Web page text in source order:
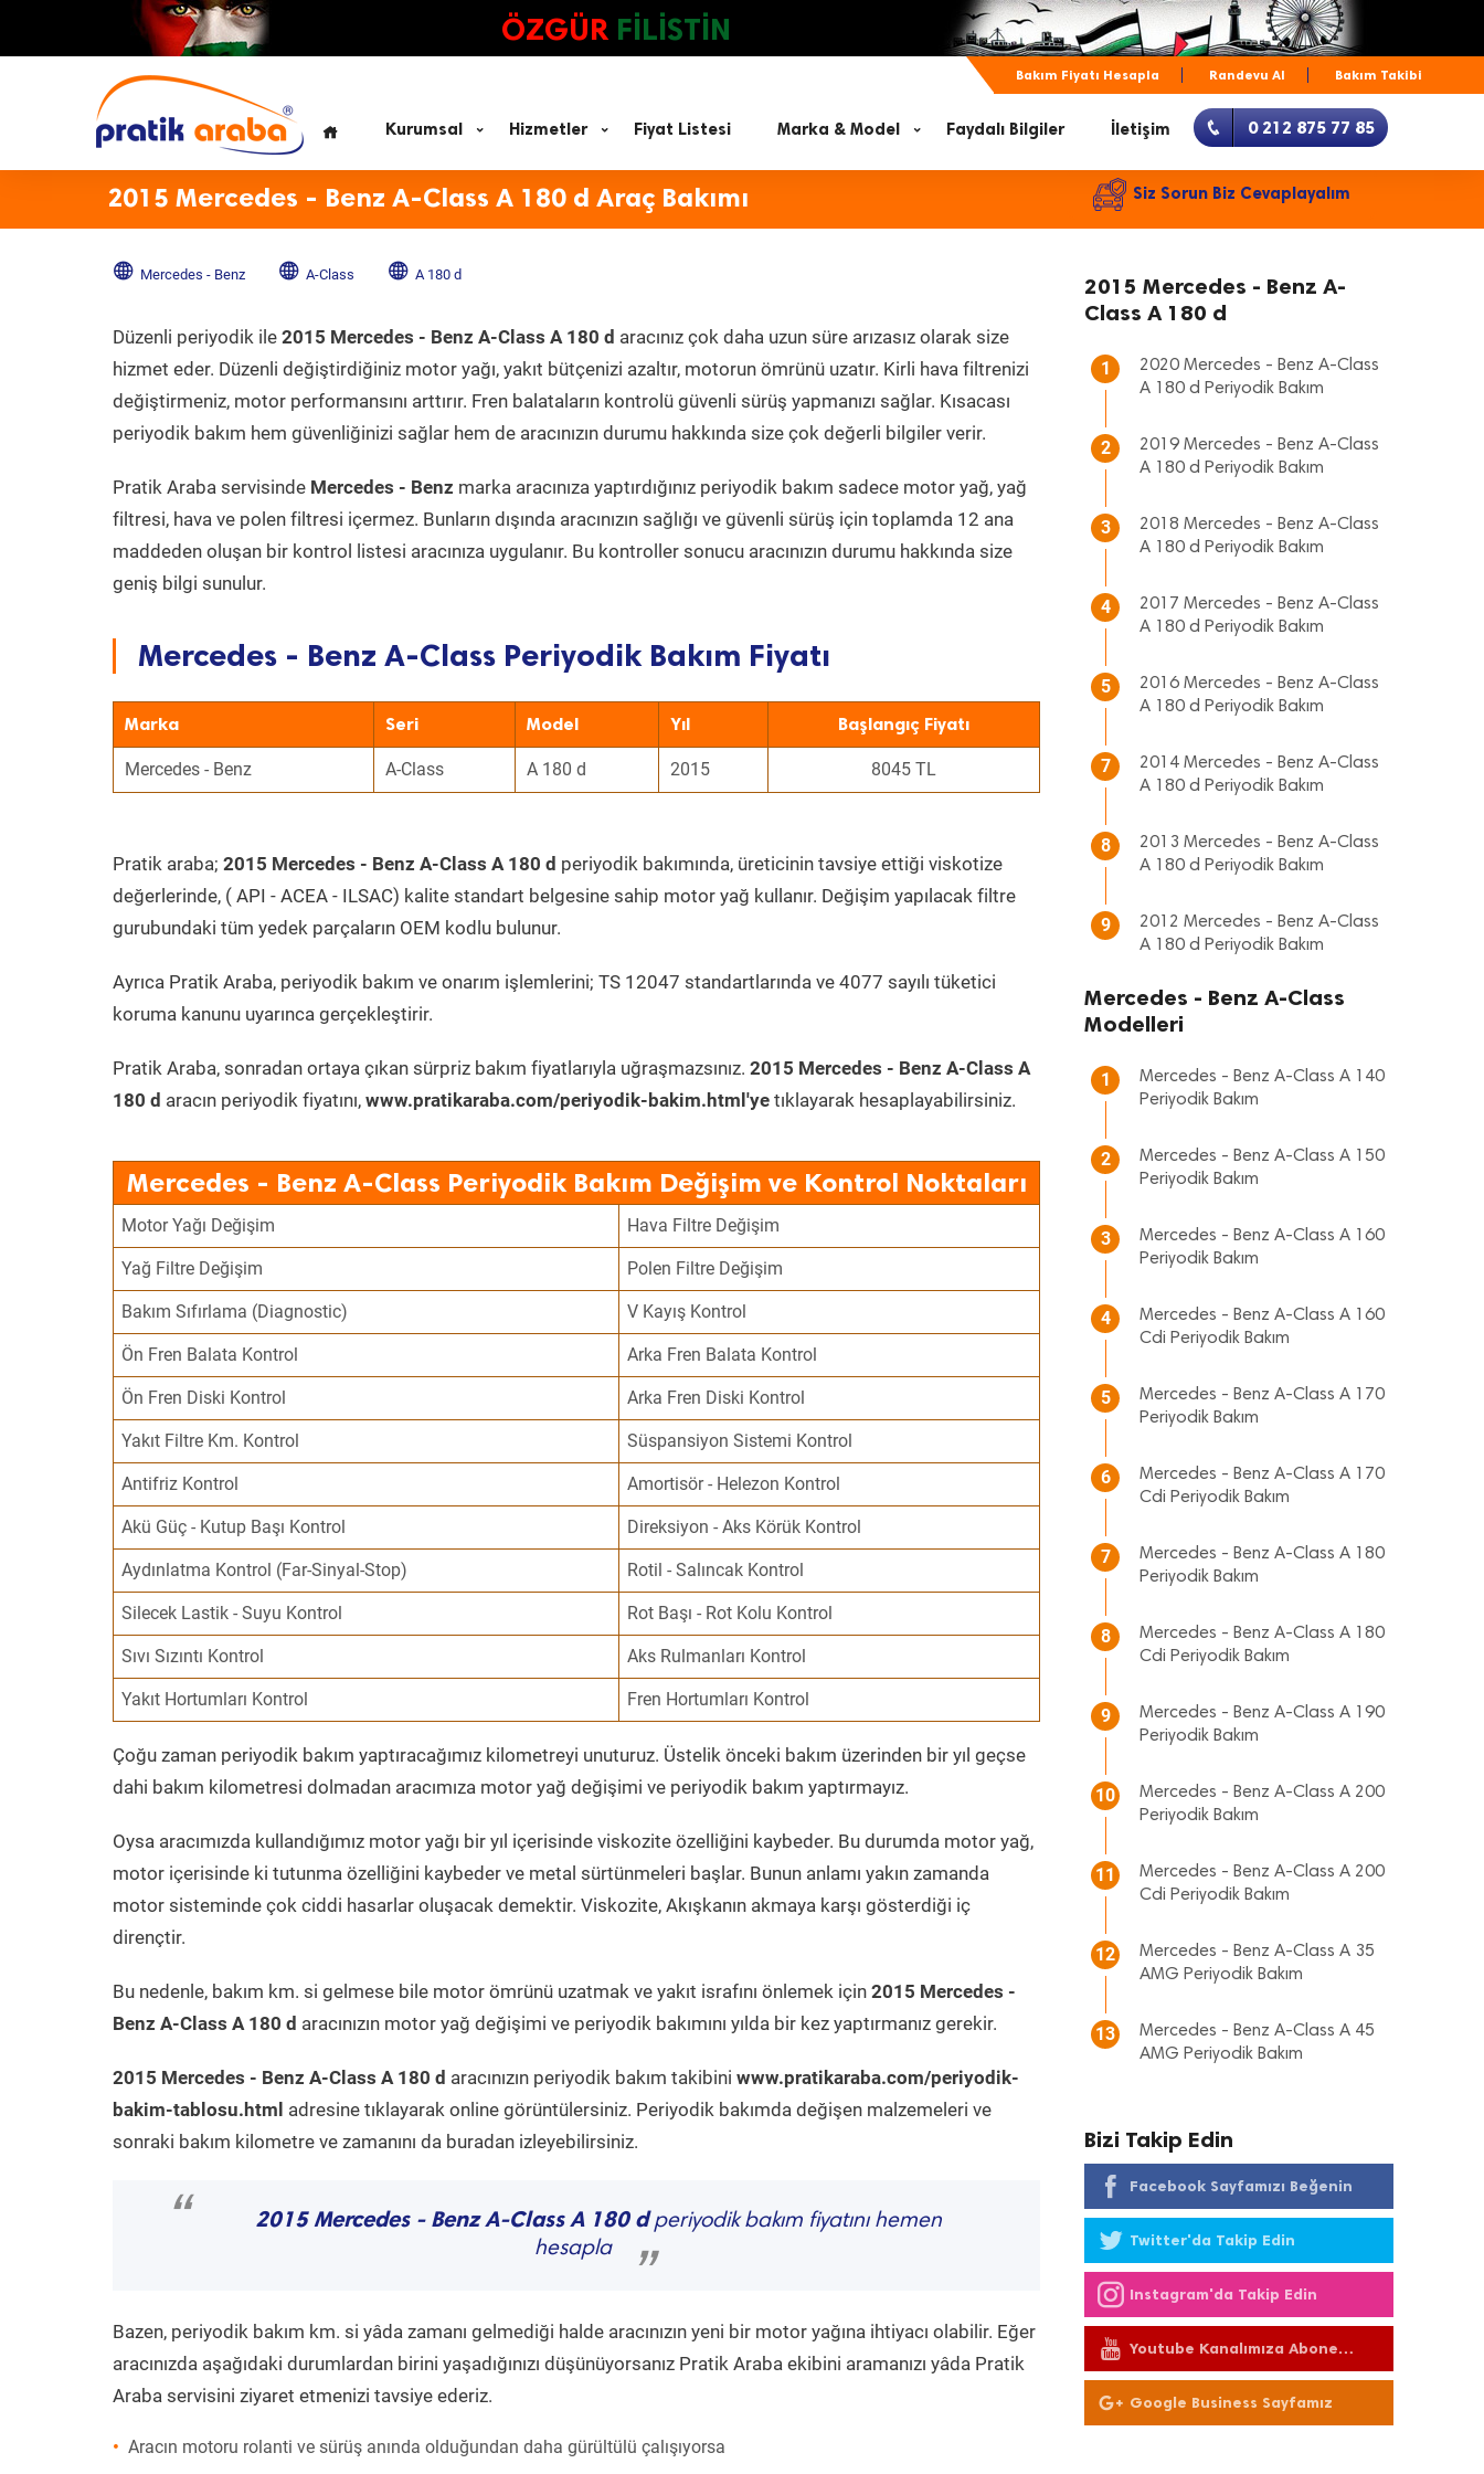
ÖZGÜR FİLİSTİN
Bakım Fiyatı Hesapla Randevu Al Bakım Takibi
Kurumsal Hizmetler Fiyat Listesi Marka & Model Faydalı Bilgiler İletişim 0 212 875 77 85
2015 Mercedes - Benz A-Class A 180 d Araç Bakımı Siz Sorun Biz Cevaplayalım
Mercedes - Benz A-Class A 180 d
Düzenli periyodik ile 2015 Mercedes - Benz A-Class A 180 d aracınız çok daha uzun süre arızasız olarak size
hizmet eder. Düzenli değiştirdiğiniz motor yağı, yakıt bütçenizi azaltır, motorun ömrünü uzatır. Kirli hava filtrenizi
değiştirmeniz, motor performansını arttırır. Fren balataların kontrolü güvenli sürüş yapmanızı sağlar. Kısacası
periyodik bakım hem güvenliğinizi sağlar hem de aracınızın durumu hakkında size çok değerli bilgiler verir.
Pratik Araba servisinde Mercedes - Benz marka aracınıza yaptırdığınız periyodik bakım sadece motor yağ, yağ
filtresi, hava ve polen filtresi içermez. Bunların dışında aracınızın sağlığı ve güvenli sürüş için toplamda 12 ana
maddeden oluşan bir kontrol listesi aracınıza uygulanır. Bu kontroller sonucu aracınızın durumu hakkında size
geniş bilgi sunulur.
Mercedes - Benz A-Class Periyodik Bakım Fiyatı
Marka Seri Model Yıl Başlangıç Fiyatı
Mercedes - Benz A-Class A 180 d 2015 8045 TL
Pratik araba; 2015 Mercedes - Benz A-Class A 180 d periyodik bakımında, üreticinin tavsiye ettiği viskotize
değerlerinde, ( API - ACEA - ILSAC) kalite standart belgesine sahip motor yağ kullanır. Değişim yapılacak filtre
gurubundaki tüm yedek parçaların OEM kodlu bulunur.
Ayrıca Pratik Araba, periyodik bakım ve onarım işlemlerini; TS 12047 standartlarında ve 4077 sayılı tüketici
koruma kanunu uyarınca gerçekleştirir.
Pratik Araba, sonradan ortaya çıkan sürpriz bakım fiyatlarıyla uğraşmazsınız. 2015 Mercedes - Benz A-Class A
180 d aracın periyodik fiyatını, www.pratikaraba.com/periyodik-bakim.html'ye tıklayarak hesaplayabilirsiniz.
Mercedes - Benz A-Class Periyodik Bakım Değişim ve Kontrol Noktaları
Motor Yağı Değişim Hava Filtre Değişim
Yağ Filtre Değişim Polen Filtre Değişim
Bakım Sıfırlama (Diagnostic) V Kayış Kontrol
Ön Fren Balata Kontrol Arka Fren Balata Kontrol
Ön Fren Diski Kontrol Arka Fren Diski Kontrol
Yakıt Filtre Km. Kontrol Süspansiyon Sistemi Kontrol
Antifriz Kontrol Amortisör - Helezon Kontrol
Akü Güç - Kutup Başı Kontrol Direksiyon - Aks Körük Kontrol
Aydınlatma Kontrol (Far-Sinyal-Stop) Rotil - Salıncak Kontrol
Silecek Lastik - Suyu Kontrol Rot Başı - Rot Kolu Kontrol
Sıvı Sızıntı Kontrol Aks Rulmanları Kontrol
Yakıt Hortumları Kontrol Fren Hortumları Kontrol
Çoğu zaman periyodik bakım yaptıracağımız kilometreyi unuturuz. Üstelik önceki bakım üzerinden bir yıl geçse
dahi bakım kilometresi dolmadan aracımıza motor yağ değişimi ve periyodik bakım yaptırmayız.
Oysa aracımızda kullandığımız motor yağı bir yıl içerisinde viskozite özelliğini kaybeder. Bu durumda motor yağ,
motor içerisinde ki tutunma özelliğini kaybeder ve metal sürtünmeleri başlar. Bunun anlamı yakın zamanda
motor sisteminde çok ciddi hasarlar oluşacak demektir. Viskozite, Akışkanın akmaya karşı gösterdiği iç
dirençtir.
Bu nedenle, bakım km. si gelmese bile motor ömrünü uzatmak ve yakıt israfını önlemek için 2015 Mercedes -
Benz A-Class A 180 d aracınızın motor yağ değişimi ve periyodik bakımını yılda bir kez yaptırmanız gerekir.
2015 Mercedes - Benz A-Class A 180 d aracınızın periyodik bakım takibini www.pratikaraba.com/periyodik-
bakim-tablosu.html adresine tıklayarak online görüntülersiniz. Periyodik bakımda değişen malzemeleri ve
sonraki bakım kilometre ve zamanını da buradan izleyebilirsiniz.
“ 2015 Mercedes - Benz A-Class A 180 dperiyodik bakım fiyatını hemen
hesapla
”
Bazen, periyodik bakım km. si yâda zamanı gelmediği halde aracınızın yeni bir motor yağına ihtiyacı olabilir. Eğer
aracınızda aşağıdaki durumlardan birini yaşadığınızı düşünüyorsanız Pratik Araba ekibini aramanızı yâda Pratik
Araba servisini ziyaret etmenizi tavsiye ederiz.
Aracın motoru rolanti ve sürüş anında olduğundan daha gürültülü çalışıyorsa
2015 Mercedes - Benz A-
Class A 180 d
1
2020 Mercedes - Benz A-Class
A 180 d Periyodik Bakım
2
2019 Mercedes - Benz A-Class
A 180 d Periyodik Bakım
3
2018 Mercedes - Benz A-Class
A 180 d Periyodik Bakım
4
2017 Mercedes - Benz A-Class
A 180 d Periyodik Bakım
5
2016 Mercedes - Benz A-Class
A 180 d Periyodik Bakım
7
2014 Mercedes - Benz A-Class
A 180 d Periyodik Bakım
8
2013 Mercedes - Benz A-Class
A 180 d Periyodik Bakım
9
2012 Mercedes - Benz A-Class
A 180 d Periyodik Bakım
Mercedes - Benz A-Class
Modelleri
1
Mercedes - Benz A-Class A 140
Periyodik Bakım
2
Mercedes - Benz A-Class A 150
Periyodik Bakım
3
Mercedes - Benz A-Class A 160
Periyodik Bakım
4
Mercedes - Benz A-Class A 160
Cdi Periyodik Bakım
5
Mercedes - Benz A-Class A 170
Periyodik Bakım
6
Mercedes - Benz A-Class A 170
Cdi Periyodik Bakım
7
Mercedes - Benz A-Class A 180
Periyodik Bakım
8
Mercedes - Benz A-Class A 180
Cdi Periyodik Bakım
9
Mercedes - Benz A-Class A 190
Periyodik Bakım
10
Mercedes - Benz A-Class A 200
Periyodik Bakım
11
Mercedes - Benz A-Class A 200
Cdi Periyodik Bakım
12
Mercedes - Benz A-Class A 35
AMG Periyodik Bakım
13
Mercedes - Benz A-Class A 45
AMG Periyodik Bakım
Bizi Takip Edin
Facebook Sayfamızı Beğenin
Twitter'da Takip Edin
Instagram'da Takip Edin
Youtube Kanalımıza Abone
Olun
Google Business Sayfamız